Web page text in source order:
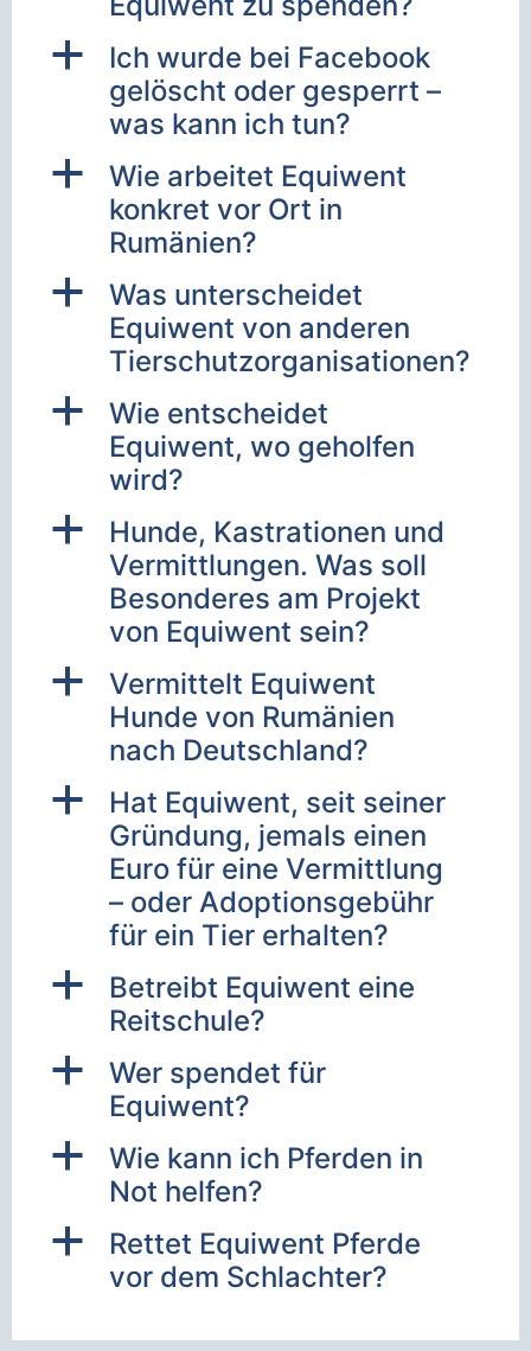
a
Ich wurde bei Facebook
gelöscht oder gesperrt –
was kann ich tun?
a
Wie arbeitet Equiwent
konkret vor Ort in
Rumänien?
a
Was unterscheidet
Equiwent von anderen
Tierschutzorganisationen?
a
Wie entscheidet
Equiwent, wo geholfen
wird?
a
Hunde, Kastrationen und
Vermittlungen. Was soll
Besonderes am Projekt
von Equiwent sein?
a
Vermittelt Equiwent
Hunde von Rumänien
nach Deutschland?
a
Hat Equiwent, seit seiner
Gründung, jemals einen
Euro für eine Vermittlung
– oder Adoptionsgebühr
für ein Tier erhalten?
a
Betreibt Equiwent eine
Reitschule?
a
Wer spendet für
Equiwent?
a
Wie kann ich Pferden in
Not helfen?
a
Rettet Equiwent Pferde
vor dem Schlachter?